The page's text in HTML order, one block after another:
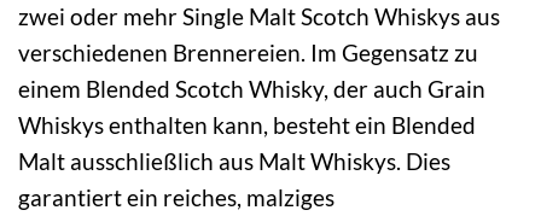
zwei oder mehr Single Malt Scotch Whiskys aus
verschiedenen Brennereien. Im Gegensatz zu
einem Blended Scotch Whisky, der auch Grain
Whiskys enthalten kann, besteht ein Blended
Malt ausschließlich aus Malt Whiskys. Dies
garantiert ein reiches, malziges